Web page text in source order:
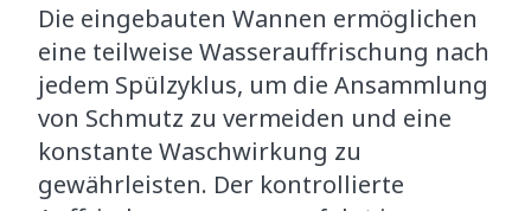
Die eingebauten Wannen ermöglichen
eine teilweise Wasserauffrischung nach
jedem Spülzyklus, um die Ansammlung
von Schmutz zu vermeiden und eine
konstante Waschwirkung zu
gewährleisten. Der kontrollierte